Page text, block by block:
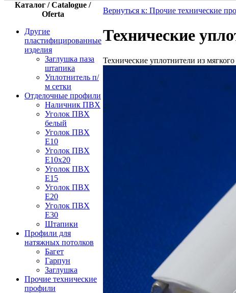
Каталог / Catalogue /
Oferta
Другие
пластифицированные
изделия
Заглушка паза
штапика
Уплотнитель п/
м сетки
Отделочные профили
Наличник ПВХ
Уголок ПВХ
белый
Уголок ПВХ
Е10
Уголок ПВХ
Е10x20
Уголок ПВХ
Е15
Уголок ПВХ
Е20
Уголок ПВХ
Е30
Штапики
Профили для
натяжных потолков
Багет
Гарпун
Заглушка
Прочие технические
профили
Вернуться к: Прочие технические
Технические
Технические уплотнители из